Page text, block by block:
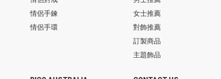
情侶手鍊
情侶手環
女士推薦
對飾推薦
訂製商品
主題飾品